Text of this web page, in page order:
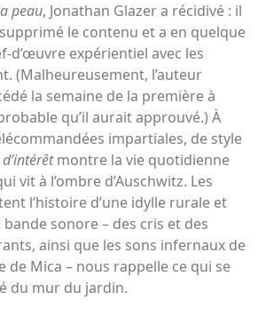
peau, Jonathan Glazer a récidivé : il
le contenu et a en quelque
d’œuvre expérientiel avec les
(Malheureusement, l’auteur
la semaine de la première à
qu’il aurait approuvé.) À
impartiales, de style
montre la vie quotidienne
vit à l’ombre d’Auschwitz. Les
l’histoire d’une idylle rurale et
sonore – des cris et des
ainsi que les sons infernaux de
de Mica – nous rappelle ce qui se
du mur du jardin.